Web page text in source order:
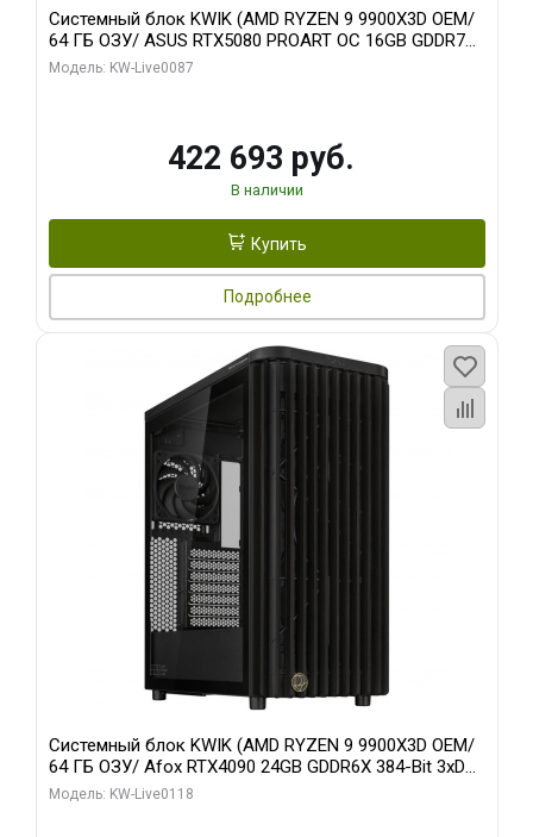
Системный блок KWIK (AMD RYZEN 9 9900X3D OEM/
64 ГБ ОЗУ/ ASUS RTX5080 PROART OC 16GB GDDR7
256bit Type-C DP 2/ 1 ТБ SSD)
Модель: KW-Live0087
422 693 руб.
В наличии
Купить
Подробнее
Системный блок KWIK (AMD RYZEN 9 9900X3D OEM/
64 ГБ ОЗУ/ Afox RTX4090 24GB GDDR6X 384-Bit 3xDP
HDMI ATX Turbo/ 960 ГБ SSD)
Модель: KW-Live0118